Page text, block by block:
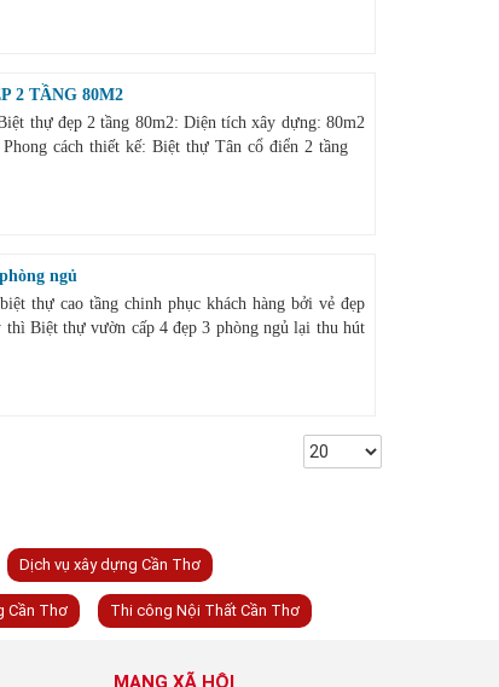
2 TẦNG 80M2
thự đẹp 2 tầng 80m2: Diện tích xây dựng: 80m2
cách thiết kế: Biệt thự Tân cổ điển 2 tầng
ngủ
thự cao tầng chinh phục khách hàng bởi vẻ đẹp
thì Biệt thự vườn cấp 4 đẹp 3 phòng ngủ lại thu hút
Dịch vụ xây dựng Cần Thơ
Cần Thơ Thi công Nội Thất Cần Thơ
MẠNG XÃ HỘI